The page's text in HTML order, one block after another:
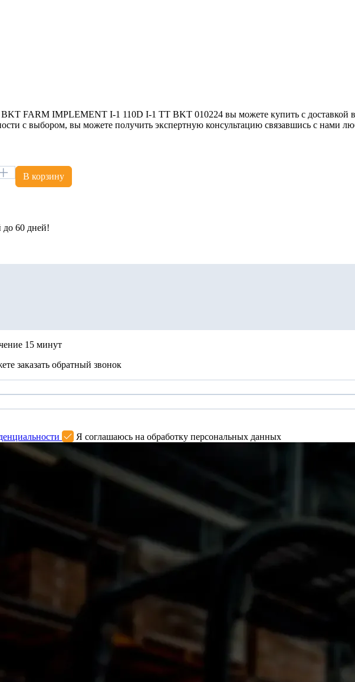
FARM IMPLEMENT I-1 110D I-1 TT BKT 010224 вы можете купить с доставкой
с выбором, вы можете получить экспертную консультацию связавшись с нами
В корзину
до 60 дней!
15 минут
заказать обратный звонок
Я соглашаюсь на обработку персональных данных